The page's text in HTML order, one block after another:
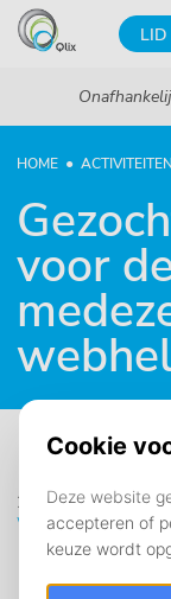
HOME ACTIVITEITEN
voor
20 mei 2019
Webhelp
WFC